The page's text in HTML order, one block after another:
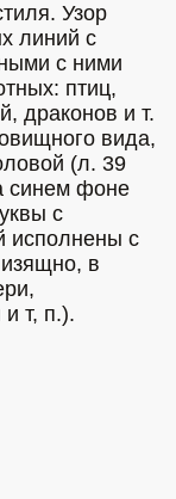
Узор
линий с
с ними
птиц,
драконов и т.
вида,
(л. 39
синем фоне
с
исполнены с
в
т, п.).